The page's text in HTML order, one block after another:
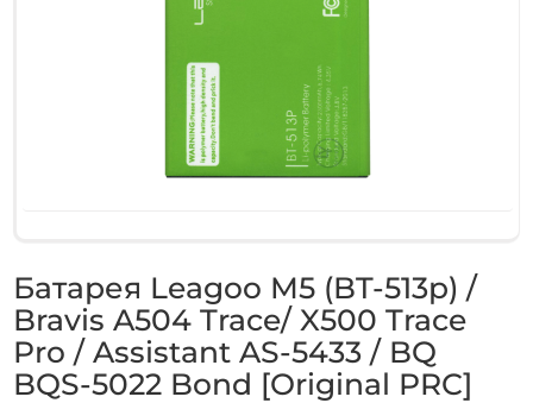
Батарея Leagoo M5 (BT-513p) /
Bravis A504 Trace/ X500 Trace
Pro / Assistant AS-5433 / BQ
BQS-5022 Bond [Original PRC]